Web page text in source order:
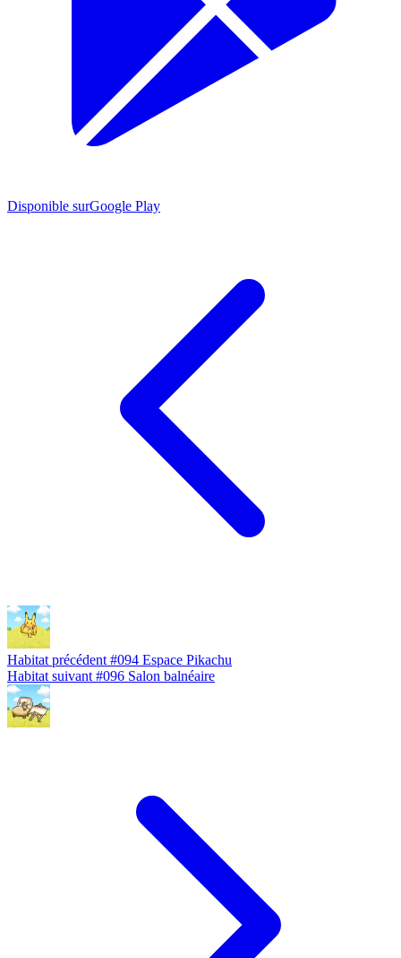
Disponible surGoogle Play
Habitat précédent #094 Espace Pikachu
Habitat suivant #096 Salon balnéaire